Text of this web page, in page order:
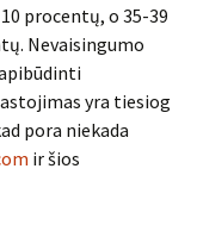
procentų, o 35-39
Nevaisingumo
yra tiesiog
pora niekada
ir šios